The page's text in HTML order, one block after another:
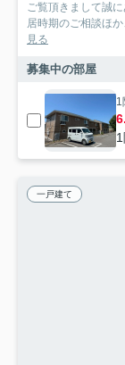
ご覧頂きまして誠
居時期のご相談ほ
見る
募集中の部屋
1
一戸建て